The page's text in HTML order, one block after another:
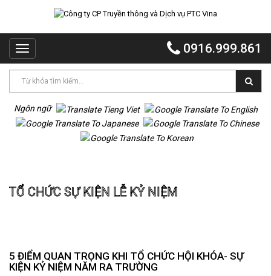
Toggle
navigation
0916.999.861
PTC
PTC
EVENT
PTC
VOI
DỰ
ÁN
Ngôn ngữ
TỔ CHỨC SỰ KIỆN LỄ KỶ NIỆM
5 ĐIỂM QUAN TRỌNG KHI TỔ CHỨC HỘI KHÓA- SỰ
KIỆN KỶ NIỆM NĂM RA TRƯỜNG